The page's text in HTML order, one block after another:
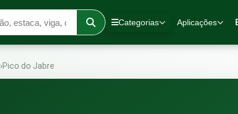
Categorias Aplicações
›Pico do Jabre